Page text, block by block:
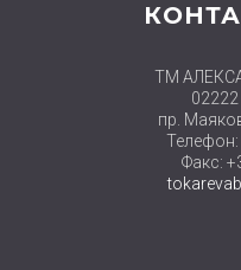
ТМ
02222
пр.
Факс: